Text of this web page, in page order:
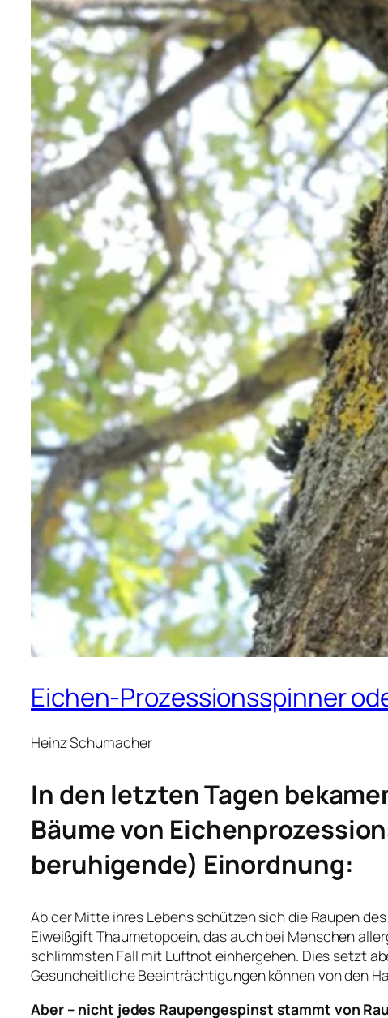
Eichen-Prozessionsspinner
Heinz Schumacher
In den letzten Tagen
Bäume von
beruhigende) Einordnung:
Ab der Mitte ihres Lebens schützen sich die Raupen
Eiweißgift Thaumetopoein, das auch bei Menschen
schlimmsten Fall mit Luftnot einhergehen. Dies setzt
Gesundheitliche Beeinträchtigungen können von den
Aber – nicht jedes Raupengespinst stammt von